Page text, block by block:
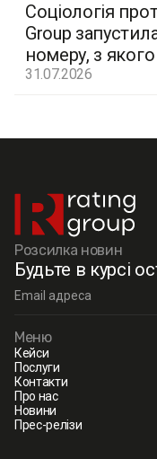
Соціологія
Group
номеру, з
31.07.2026
Розсилка новин
Будьте в курсі
Меню
Кейси
Послуги
Контакти
Про нас
Новини
Прес-релізи